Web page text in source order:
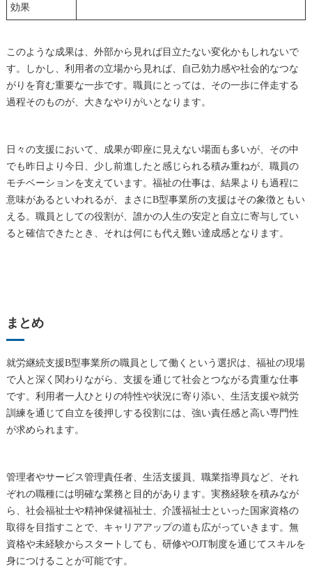
効果
このような成果は、外部から見れば目立たない変化かもしれないで
す。しかし、利用者の立場から見れば、自己効力感や社会的なつな
がりを育む重要な一歩です。職員にとっては、その一歩に伴走する
過程そのものが、大きなやりがいとなります。
日々の支援において、成果が即座に見えない場面も多いが、その中
でも昨日より今日、少し前進したと感じられる積み重ねが、職員の
モチベーションを支えています。福祉の仕事は、結果よりも過程に
意味があるといわれるが、まさにB型事業所の支援はその象徴ともい
える。職員としての役割が、誰かの人生の安定と自立に寄与してい
ると確信できたとき、それは何にも代え難い達成感となります。
まとめ
就労継続支援B型事業所の職員として働くという選択は、福祉の現場
で人と深く関わりながら、支援を通じて社会とつながる貴重な仕事
です。利用者一人ひとりの特性や状況に寄り添い、生活支援や就労
訓練を通じて自立を後押しする役割には、強い責任感と高い専門性
が求められます。
管理者やサービス管理責任者、生活支援員、職業指導員など、それ
ぞれの職種には明確な業務と目的があります。実務経験を積みなが
ら、社会福祉士や精神保健福祉士、介護福祉士といった国家資格の
取得を目指すことで、キャリアアップの道も広がっていきます。無
資格や未経験からスタートしても、研修やOJT制度を通じてスキルを
身につけることが可能です。